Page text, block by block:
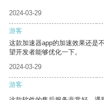
2024-03-29
游客
这款加速器app的加速效果还是
望开发者能够优化一下。
2024-03-29
游客